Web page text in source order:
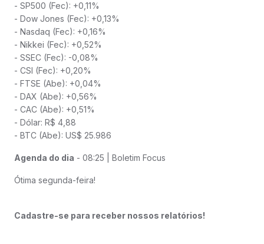
- SP500 (Fec): +0,11%
- Dow Jones (Fec): +0,13%
- Nasdaq (Fec): +0,16%
- Nikkei (Fec): +0,52%
- SSEC (Fec): -0,08%
- CSI (Fec): +0,20%
- FTSE (Abe): +0,04%
- DAX (Abe): +0,56%
- CAC (Abe): +0,51%
- Dólar: R$ 4,88
- BTC (Abe): US$ 25.986
Agenda do dia - 08:25 | Boletim Focus
Ótima segunda-feira!
Cadastre-se para receber nossos relatórios!